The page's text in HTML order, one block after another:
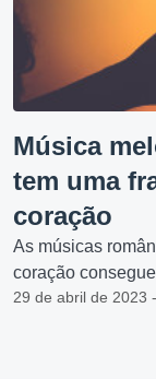
Música
tem uma
coração
As músicas
coração
29 de abril de 2023